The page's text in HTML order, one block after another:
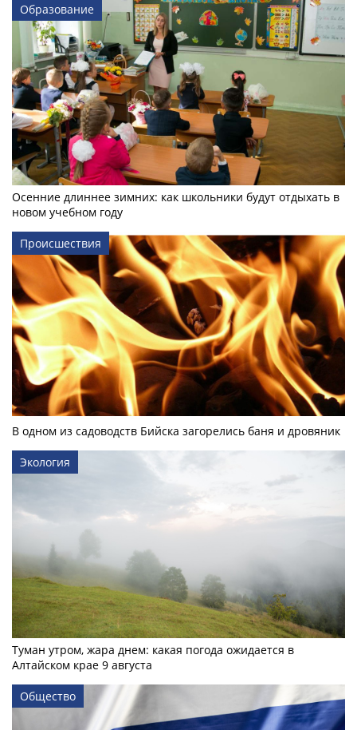
Образование
Осенние длиннее зимних: как школьники будут отдыхать в
новом учебном году
Происшествия
В одном из садоводств Бийска загорелись баня и дровяник
Экология
Туман утром, жара днем: какая погода ожидается в
Алтайском крае 9 августа
Общество